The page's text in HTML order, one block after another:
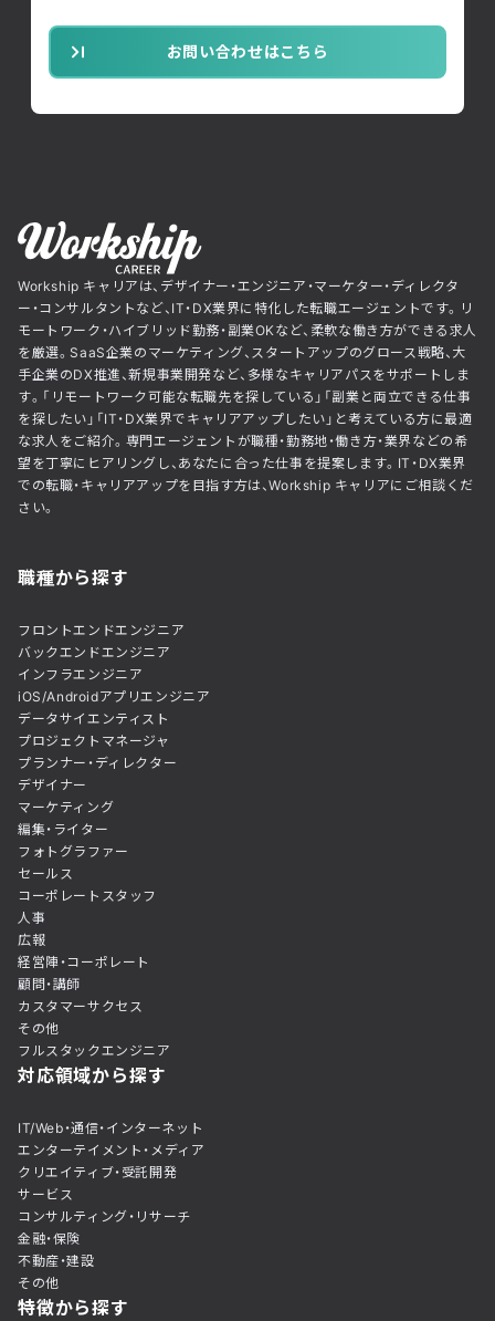
お問い合わせはこちら
Workship キャリアは、デザイナー・エンジニア・マーケター・ディレクタ
ー・コンサルタントなど、IT・DX業界に特化した転職エージェントです。リ
モートワーク・ハイブリッド勤務・副業OKなど、柔軟な働き方ができる求人
を厳選。SaaS企業のマーケティング、スタートアップのグロース戦略、大
手企業のDX推進、新規事業開発など、多様なキャリアパスをサポートしま
す。「リモートワーク可能な転職先を探している」「副業と両立できる仕事
を探したい」「IT・DX業界でキャリアアップしたい」と考えている方に最適
な求人をご紹介。専門エージェントが職種・勤務地・働き方・業界などの希
望を丁寧にヒアリングし、あなたに合った仕事を提案します。IT・DX業界
での転職・キャリアアップを目指す方は、Workship キャリアにご相談くだ
さい。
職種から探す
フロントエンドエンジニア
バックエンドエンジニア
インフラエンジニア
iOS/Androidアプリエンジニア
データサイエンティスト
プロジェクトマネージャ
プランナー・ディレクター
デザイナー
マーケティング
編集・ライター
フォトグラファー
セールス
コーポレートスタッフ
人事
広報
経営陣・コーポレート
顧問・講師
カスタマーサクセス
その他
フルスタックエンジニア
対応領域から探す
IT/Web・通信・インターネット
エンターテイメント・メディア
クリエイティブ・受託開発
サービス
コンサルティング・リサーチ
金融・保険
不動産・建設
その他
特徴から探す